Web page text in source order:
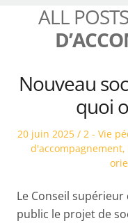
ALL
Nouveau
quoi
Posted
20 juin 2025
Posted
in
2 - Vie
d'accompagnement,
Le Conseil
public le projet de